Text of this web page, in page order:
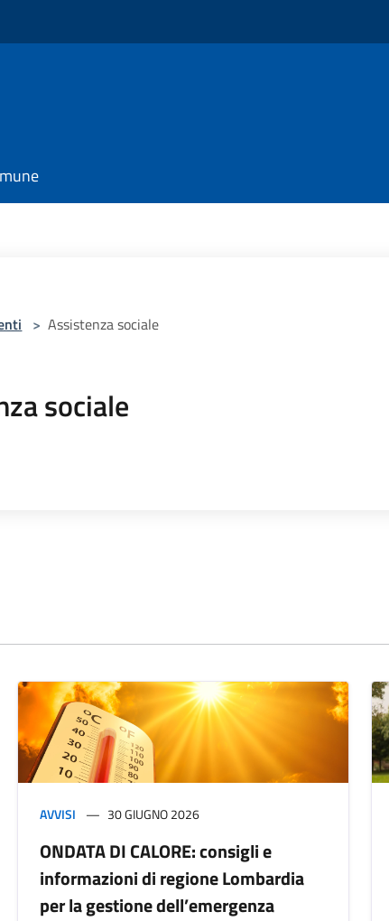
> Assistenza sociale
sociale
AVVISI 30 GIUGNO 2026
ONDATA DI CALORE: consigli e
informazioni di regione Lombardia
per la gestione dell’emergenza